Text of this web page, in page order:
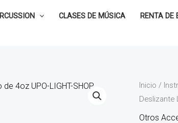
CLASES DE MÚSICA RENTA DE
Inicio /
Deslizante
Otros
Ultra-
Pure
Lubricante